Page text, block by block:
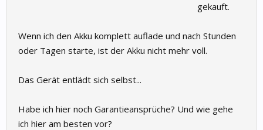
gekauft.
Wenn ich den Akku komplett auflade und nach Stunden
oder Tagen starte, ist der Akku nicht mehr voll.
Das Gerät entlädt sich selbst...
Habe ich hier noch Garantieansprüche? Und wie gehe
ich hier am besten vor?